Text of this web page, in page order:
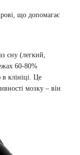
що допомагає
сну (легкий,
60-80%
клініці. Це
мозку – він